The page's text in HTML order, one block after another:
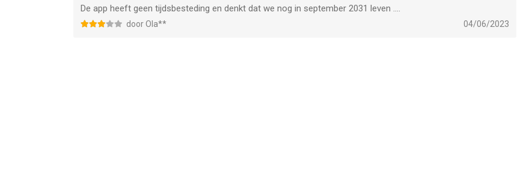
De app heeft geen tijdsbesteding en denkt dat we nog in september 2031 leven ….
door Ola** 04/06/2023